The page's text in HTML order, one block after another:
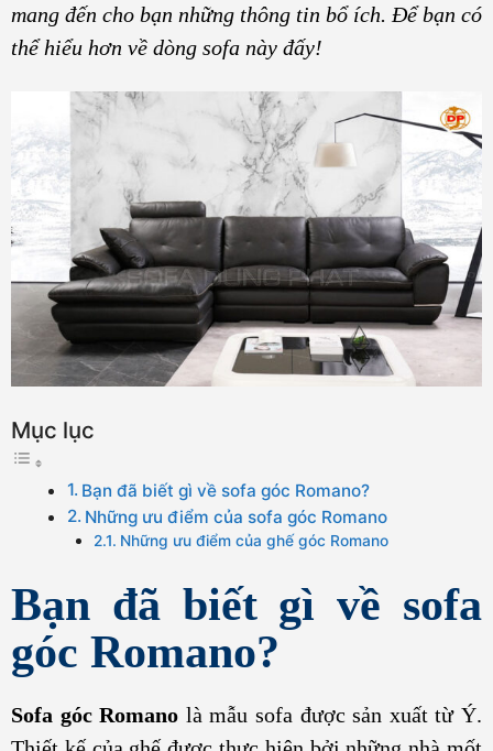
mang đến cho bạn những thông tin bổ ích. Để bạn có
thể hiểu hơn về dòng sofa này đấy!
Mục lục
Bạn đã biết gì về sofa góc Romano?
Những ưu điểm của sofa góc Romano
Những ưu điểm của ghế góc Romano
Bạn đã biết gì về sofa
góc Romano?
Sofa góc Romano là mẫu sofa được sản xuất từ Ý.